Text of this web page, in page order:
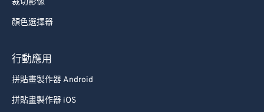
裁切影像
顏色選擇器
行動應用
拼貼畫製作器 Android
拼貼畫製作器 iOS